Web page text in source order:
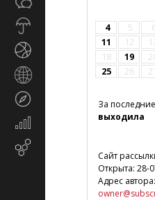
Экономика
маркетинг
4
5
11
12
18
19
25
26
За
выходила
Сайт
Открыта: 28-
Адрес автора: